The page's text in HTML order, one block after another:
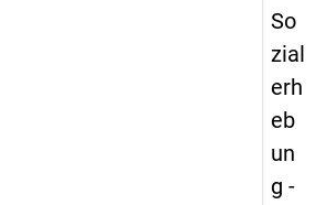
So
zial
erh
eb
un
g -